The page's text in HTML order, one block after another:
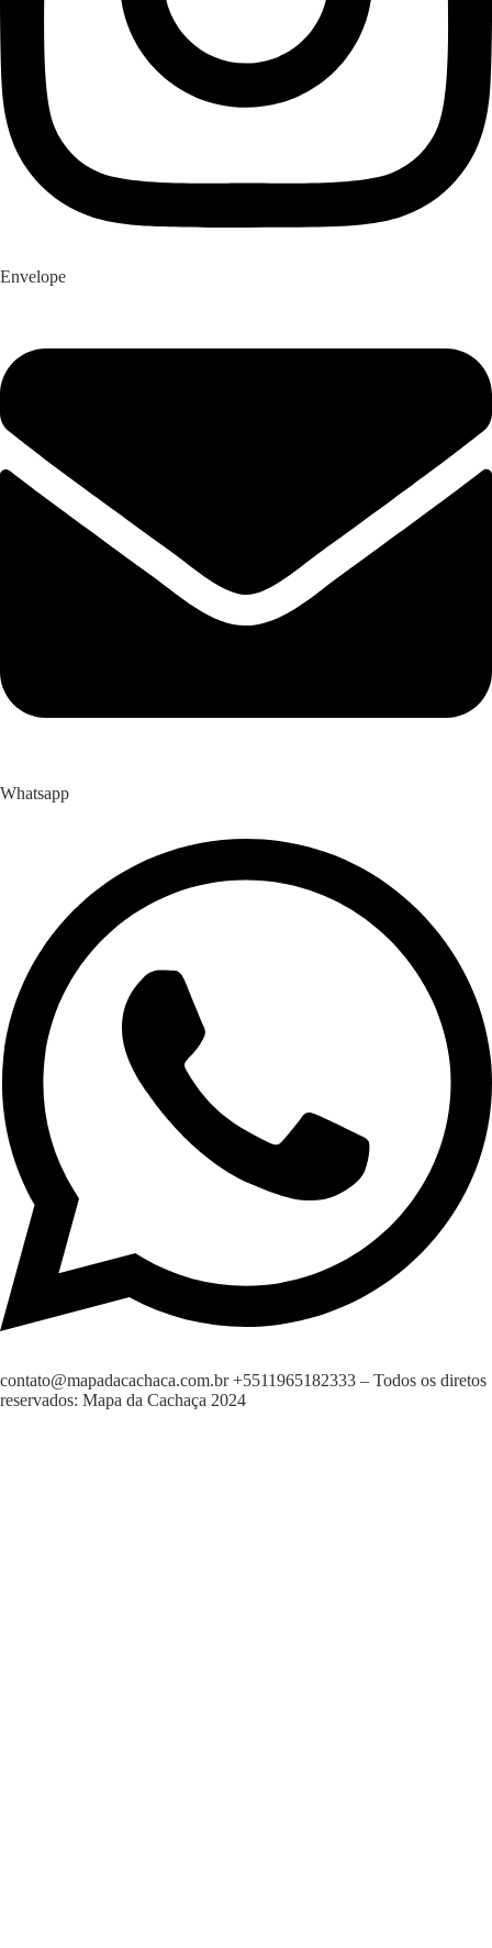
Envelope
Whatsapp
contato@mapadacachaca.com.br +5511965182333 – Todos os diretos
reservados: Mapa da Cachaça 2024